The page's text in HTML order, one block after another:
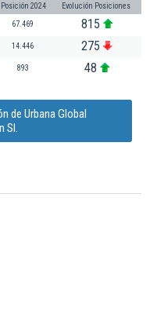
Posición 2024 Evolución Posiciones
67.469 815
14.446 275
893 48
de Urbana Global
Sl.